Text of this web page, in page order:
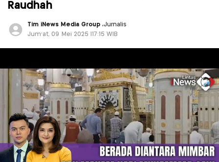
Raudhah
Tim iNews Media Group,Jurnalis
Jum'at, 09 Mei 2025 |17:15 WIB